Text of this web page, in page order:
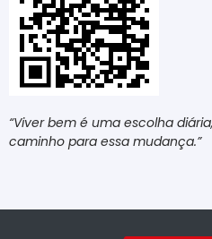
“Viver bem é uma escolha
caminho para essa mudança.”